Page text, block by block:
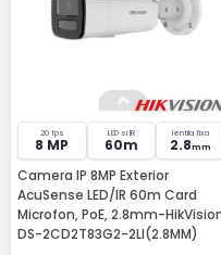
20 fps
8 MP
LED si IR
60m
lentila fixa
2.8mm
Camera IP 8MP Exterior
AcuSense LED/IR 60m Card
Microfon, PoE, 2.8mm-
DS-2CD2T83G2-2LI(2.8MM)